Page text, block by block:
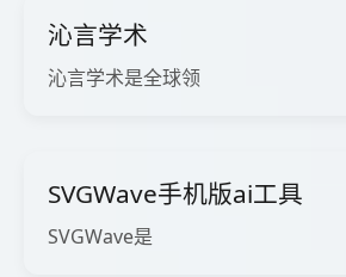
沁言学术
沁言学术是全球领
SVGWave手机版ai工具
SVGWave是